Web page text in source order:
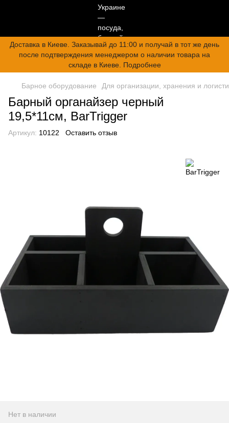
Доставка в Киеве. Заказывай до 11:00 и получай в тот же день
после подтверждения менеджером о наличии товара на
складе в Киеве. Подробнее
Барное оборудование Для организации, хранения и
Барный органайзер черный
19,5*11см, BarTrigger
Артикул: 10122 Оставить отзыв
Нет в наличии